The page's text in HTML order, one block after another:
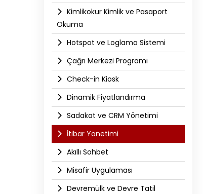
Kimlikokur Kimlik ve Pasaport
Okuma
Hotspot ve Loglama Sistemi
Çağrı Merkezi Programı
Check-in Kiosk
Dinamik Fiyatlandırma
Sadakat ve CRM Yönetimi
İtibar Yönetimi
Akıllı Sohbet
Misafir Uygulaması
Devremülk ve Devre Tatil